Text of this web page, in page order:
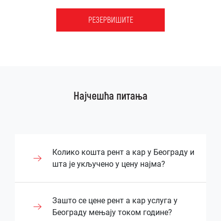
РЕЗЕРВИШИТЕ
Најчешћа питања
Колико кошта рент а кар у Београду и
шта је укључено у цену најма?
Цена рентања возила у Београду зависи
од типа возила, дужине најма и додатних
Зашто се цене рент а кар услуга у
Београду мењају током године?